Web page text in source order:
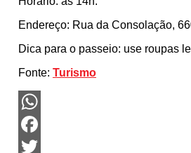
Endereço: Rua da Consolação,
Dica para o passeio: use roupas
Fonte: Turismo
WhatsApp
Facebook